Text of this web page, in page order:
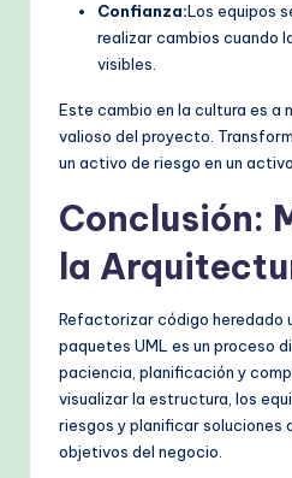
Confianza:Los equipos
realizar cambios cuando
visibles.
Este cambio en la cultura es a
valioso del proyecto.
un activo de riesgo en un
Conclusión:
la
Refactorizar código heredado
paquetes UML es un proceso
paciencia, planificación y
visualizar la estructura, los
riesgos y planificar soluciones
objetivos del negocio.